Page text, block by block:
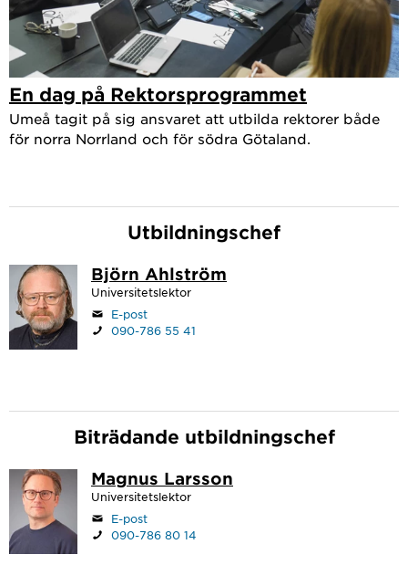
En dag på Rektorsprogrammet
Umeå tagit på sig ansvaret att utbilda rektorer både
för norra Norrland och för södra Götaland.
Utbildningschef
Björn Ahlström
Universitetslektor
E-post
090-786 55 41
Biträdande utbildningschef
Magnus Larsson
Universitetslektor
E-post
090-786 80 14